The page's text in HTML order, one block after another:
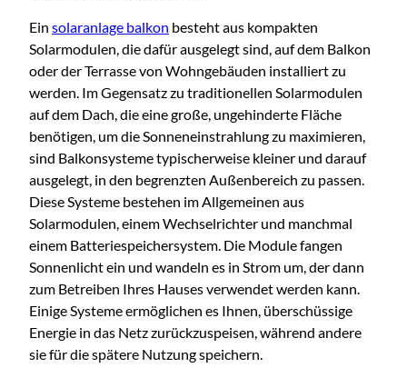
Ein solaranlage balkon besteht aus kompakten
Solarmodulen, die dafür ausgelegt sind, auf dem Balkon
oder der Terrasse von Wohngebäuden installiert zu
werden. Im Gegensatz zu traditionellen Solarmodulen
auf dem Dach, die eine große, ungehinderte Fläche
benötigen, um die Sonneneinstrahlung zu maximieren,
sind Balkonsysteme typischerweise kleiner und darauf
ausgelegt, in den begrenzten Außenbereich zu passen.
Diese Systeme bestehen im Allgemeinen aus
Solarmodulen, einem Wechselrichter und manchmal
einem Batteriespeichersystem. Die Module fangen
Sonnenlicht ein und wandeln es in Strom um, der dann
zum Betreiben Ihres Hauses verwendet werden kann.
Einige Systeme ermöglichen es Ihnen, überschüssige
Energie in das Netz zurückzuspeisen, während andere
sie für die spätere Nutzung speichern.